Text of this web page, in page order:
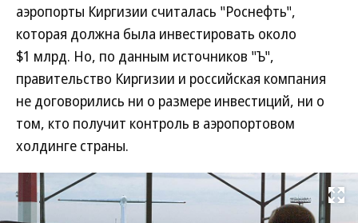
аэропорты Киргизии считалась "Роснефть",
которая должна была инвестировать около
$1 млрд. Но, по данным источников "Ъ",
правительство Киргизии и российская компания
не договорились ни о размере инвестиций, ни о
том, кто получит контроль в аэропортовом
холдинге страны.
Развернуть